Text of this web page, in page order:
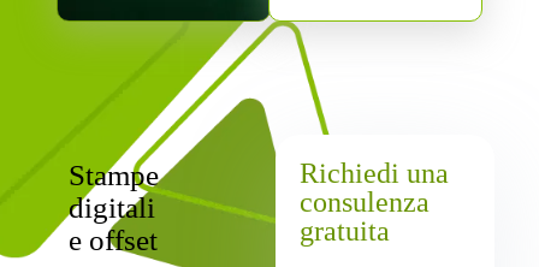
Stampe
digitali
e offset
Richiedi una
consulenza
gratuita